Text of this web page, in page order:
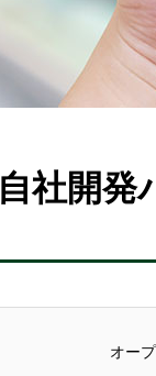
自社開発
オー